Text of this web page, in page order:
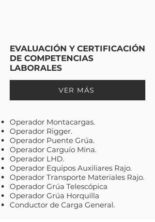
EVALUACIÓN Y CERTIFICACIÓN
DE COMPETENCIAS
LABORALES
VER MÁS
Operador Montacargas.
Operador Rigger.
Operador Puente Grúa.
Operador Carguío Mina.
Operador LHD.
Operador Equipos Auxiliares Rajo.
Operador Transporte Materiales Rajo.
Operador Grúa Telescópica
Operador Grúa Horquilla
Conductor de Carga General.